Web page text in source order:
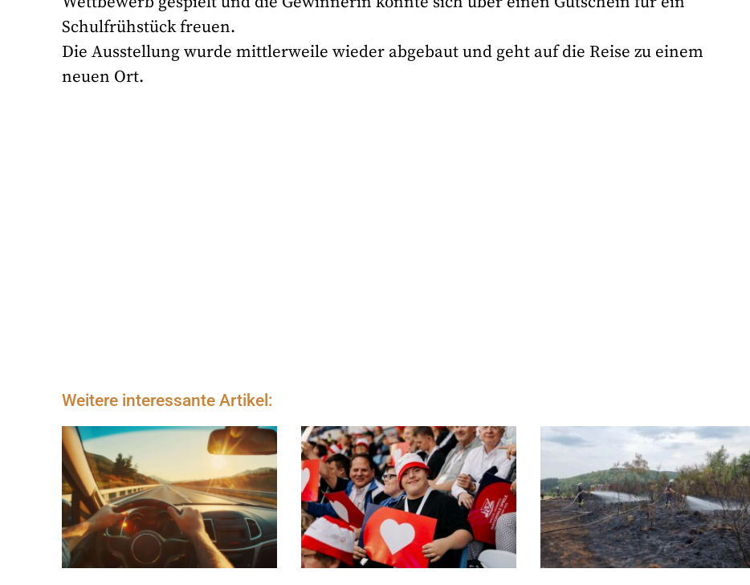
Schulfrühstück freuen.
Die Ausstellung wurde mittlerweile wieder abgebaut und geht auf die Reise zu einem
neuen Ort.
Weitere interessante Artikel: